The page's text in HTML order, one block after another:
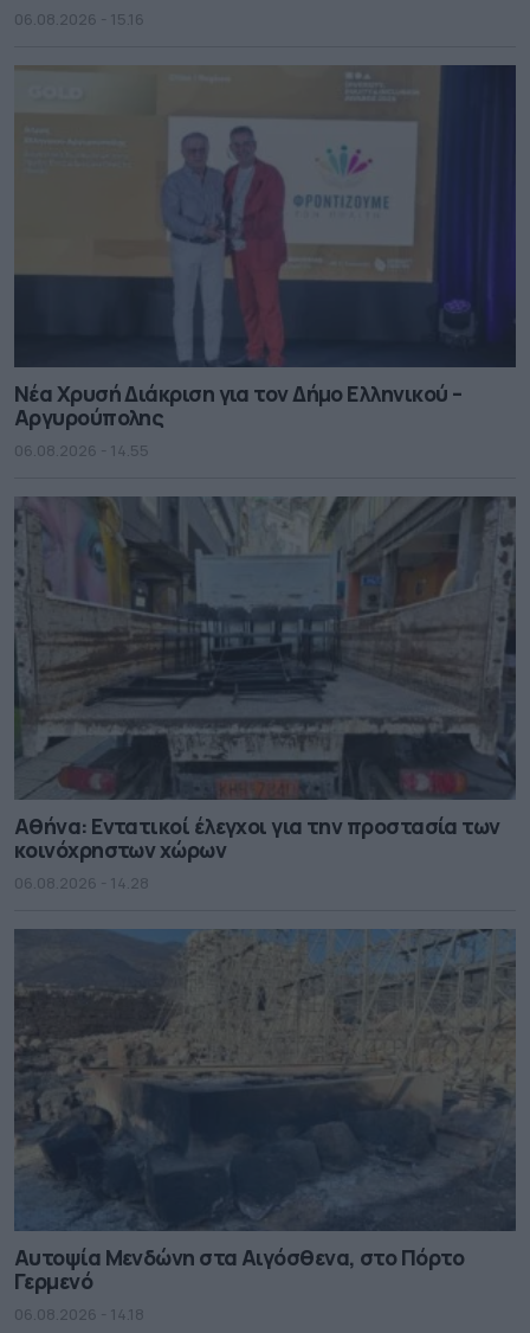
06.08.2026 - 15.16
Νέα Χρυσή Διάκριση για τον Δήμο Ελληνικού –
Αργυρούπολης
06.08.2026 - 14.55
Αθήνα: Εντατικοί έλεγχοι για την προστασία των
κοινόχρηστων χώρων
06.08.2026 - 14.28
Αυτοψία Μενδώνη στα Αιγόσθενα, στο Πόρτο
Γερμενό
06.08.2026 - 14.18